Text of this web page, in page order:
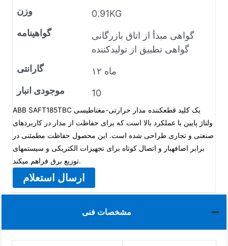
وزن
0.91KG
گواهینامه
گواهی مبدأ از اتاق بازرگانی
گواهی تطبیق از تولیدکننده
گارانتی
۱۲ ماه
موجودی انبار
10
ABB SAFT185TBC یک کلید قطعکننده مدار حرارتی-مغناطیسی
ولتاژ پایین با عملکرد بالا است که برای حفاظت از مدار در کاربردهای
صنعتی و تجاری طراحی شده است. این محصول حفاظت مطمئنی در
برابر اضافهبار و اتصال کوتاه برای تجهیزات الکتریکی و سیستمهای
توزیع برق فراهم میکند.
ارسال استعلام
مشخصات فنی